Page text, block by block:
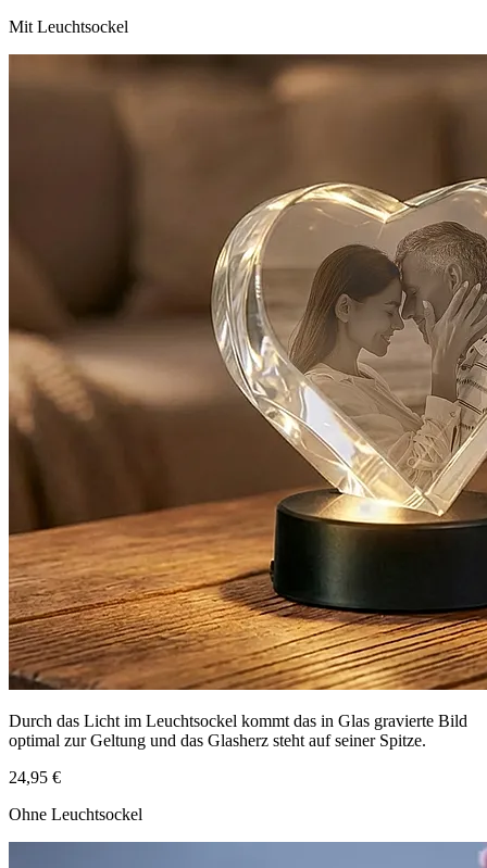
Mit Leuchtsockel
Durch das Licht im Leuchtsockel kommt das in Glas gravierte Bild
optimal zur Geltung und das Glasherz steht auf seiner Spitze.
24,95 €
Ohne Leuchtsockel